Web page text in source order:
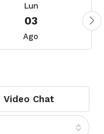
Lun
03
Ago
Video Chat